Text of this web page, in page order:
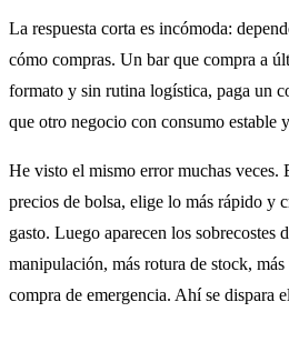
La respuesta corta es incómoda:
cómo compras. Un bar que compra a
formato y sin rutina logística, paga un
que otro negocio con consumo estable
He visto el mismo error muchas veces.
precios de bolsa, elige lo más rápido y
gasto. Luego aparecen los sobrecostes
manipulación, más rotura de stock,
compra de emergencia. Ahí se dispara